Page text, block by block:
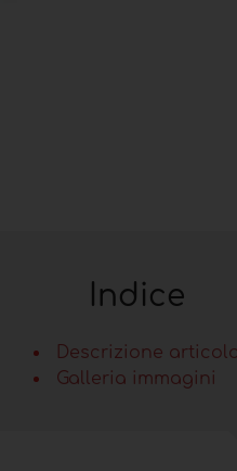
Indice
Descrizione
Galleria immagini